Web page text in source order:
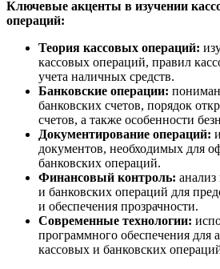
Ключевые акценты в изучении
операций:
Теория кассовых операций:
кассовых операций, правил
учета наличных средств.
Банковские операции:
банковских счетов, порядок
счетов, а также особенности
Документирование операций:
документов, необходимых для
банковских операций.
Финансовый контроль:
и банковских операций для
и обеспечения прозрачности.
Современные технологии:
программного обеспечения для
кассовых и банковских